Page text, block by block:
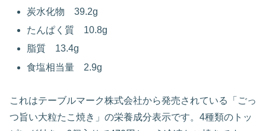
炭水化物 39.2g
たんぱく質 10.8g
脂質 13.4g
食塩相当量 2.9g
これはテーブルマーク株式会社から発売されている「ごっ
つ旨い大粒たこ焼き」の栄養成分表示です。4種類のトッ